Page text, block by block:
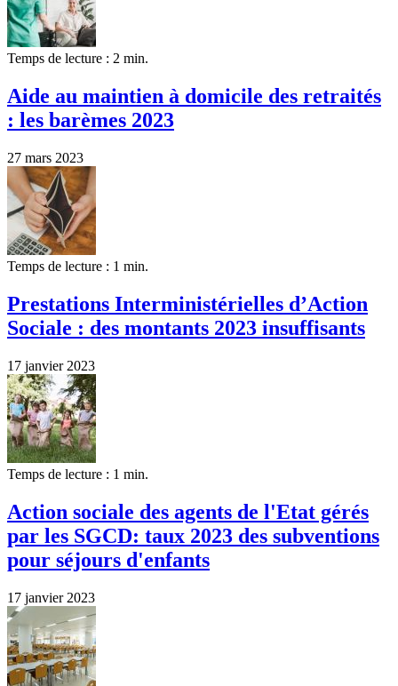
Temps de lecture : 2 min.
Aide au maintien à domicile des retraités
: les barèmes 2023
27 mars 2023
Temps de lecture : 1 min.
Prestations Interministérielles d’Action
Sociale : des montants 2023 insuffisants
17 janvier 2023
Temps de lecture : 1 min.
Action sociale des agents de l'Etat gérés
par les SGCD: taux 2023 des subventions
pour séjours d'enfants
17 janvier 2023